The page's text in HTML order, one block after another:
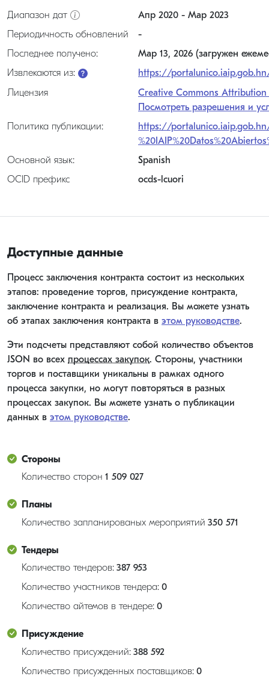
Диапазон дат Апр 2020 - Мар 2023
Периодичность обновлений
-
Последнее получено:
Мар 13, 2026 (загружен
Извлекаются из:
https://
Лицензия
Creative Commons
Посмотреть разрешения и
Политика публикации:
https://portalunico.iaip.gob.hn/
Основной язык:
Spanish
OCID префикс
ocds-lcuori
Доступные данные
Процесс заключения контракта состоит из нескольких
этапов: проведение торгов, присуждение контракта,
заключение контракта и реализация. Вы можете узнать
об этапах заключения контракта в этом руководстве.
Эти подсчеты представляют собой количество объектов
JSON во всех процессах закупок. Стороны, участники
торгов и поставщики уникальны в рамках одного
процесса закупки, но могут повторяться в разных
процессах закупок. Вы можете узнать о публикации
данных в этом руководстве.
Стороны
Количество сторон 1 509 027
Планы
Количество запланированых мероприятий 350 571
Тендеры
Количество тендеров: 387 953
Количество участников тендера: 0
Количество айтемов в тендере: 0
Присуждение
Количество присуждений: 388 592
Количество присужденных поставщиков: 0